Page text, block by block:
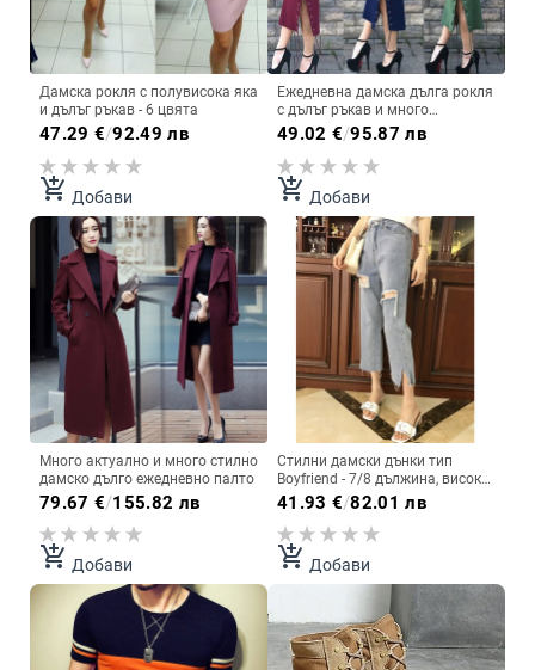
Дамска рокля с полувисока яка
и дълъг ръкав - 6 цвята
47.29 €/92.49 лв
add_shopping_cart Добави
Ежедневна дамска дълга рокля
с дълъг ръкав и много
интересна цепка от двете
49.02 €/95.87 лв
add_shopping_cart Добави
Много актуално и много стилно
дамско дълго ежедневно палто
79.67 €/155.82 лв
add_shopping_cart Добави
Стилни дамски дънки тип
Boyfriend - 7/8 дължина, висока
талия и накъсани
41.93 €/82.01 лв
add_shopping_cart Добави